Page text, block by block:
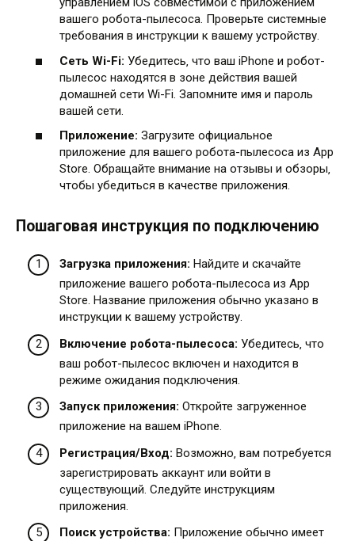
вашего робота-пылесоса. Проверьте системные
требования в инструкции к вашему устройству.
Сеть Wi-Fi: Убедитесь‚ что ваш iPhone и робот-
пылесос находятся в зоне действия вашей
домашней сети Wi-Fi. Запомните имя и пароль
вашей сети.
Приложение: Загрузите официальное
приложение для вашего робота-пылесоса из App
Store. Обращайте внимание на отзывы и обзоры‚
чтобы убедиться в качестве приложения.
Пошаговая инструкция по подключению
Загрузка приложения: Найдите и скачайте
приложение вашего робота-пылесоса из App
Store. Название приложения обычно указано в
инструкции к вашему устройству.
Включение робота-пылесоса: Убедитесь‚ что
ваш робот-пылесос включен и находится в
режиме ожидания подключения.
Запуск приложения: Откройте загруженное
приложение на вашем iPhone.
Регистрация/Вход: Возможно‚ вам потребуется
зарегистрировать аккаунт или войти в
существующий. Следуйте инструкциям
приложения.
Поиск устройства: Приложение обычно имеет